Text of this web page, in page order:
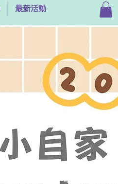
最新活動